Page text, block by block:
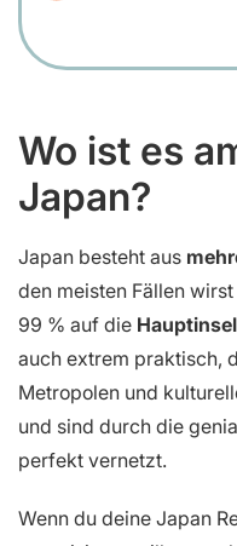
Wo ist es
Japan?
Japan besteht aus
den meisten Fällen
99 % auf die
auch extrem praktisch,
Metropolen und
und sind durch die
perfekt vernetzt.
Wenn du deine Japan